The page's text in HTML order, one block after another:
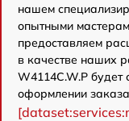
нашем
опытными
предоставляем
в качестве наших
W4114C.W.P будет
оформлении